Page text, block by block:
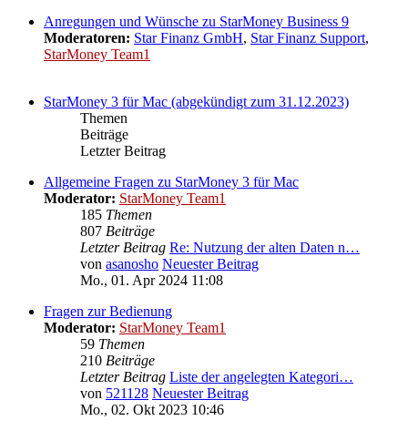
Anregungen und Wünsche zu StarMoney Business 9
Moderatoren: Star Finanz GmbH, Star Finanz Support,
StarMoney Team1
StarMoney 3 für Mac (abgekündigt zum 31.12.2023)
Themen
Beiträge
Letzter Beitrag
Allgemeine Fragen zu StarMoney 3 für Mac
Moderator: StarMoney Team1
185 Themen
807 Beiträge
Letzter Beitrag Re: Nutzung der alten Daten n…
von asanosho Neuester Beitrag
Mo., 01. Apr 2024 11:08
Fragen zur Bedienung
Moderator: StarMoney Team1
59 Themen
210 Beiträge
Letzter Beitrag Liste der angelegten Kategori…
von 521128 Neuester Beitrag
Mo., 02. Okt 2023 10:46